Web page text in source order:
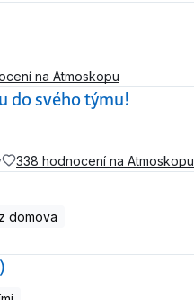
na Atmoskopu
do svého týmu!
338 hodnocení na Atmoskopu
domova